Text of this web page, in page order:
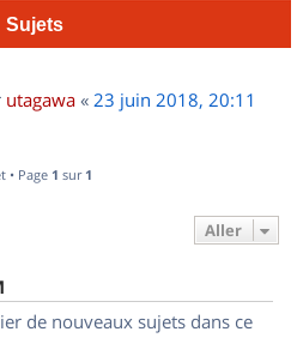
Sujets
utagawa « 23 juin 2018, 20:11
• Page 1 sur 1
Aller
de nouveaux sujets dans ce